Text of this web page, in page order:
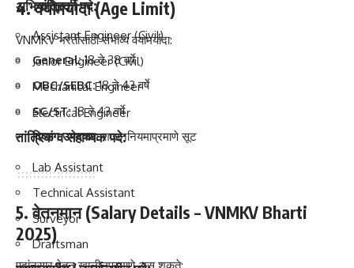
4. वयोमर्यादा (Age Limit)
VNMKV भरतीसाठी संभाव्य वयोमर्यादा:
General:18 ते 38 वर्षे
OBC/SEBC:18 ते 43 वर्षे
SC/ST:18 ते 43 वर्षे
दिव्यांग उमेदवार:शासननियमाप्रमाणे सूट
5. वेतनमान (Salary Details – VNMKV Bharti
2025)
अभियांत्रिकी पदे:
Assistant Engineer (Civil)
Junior Engineer (Civil)
Mechanical Engineer
Electrical Engineer
तांत्रिक व सहाय्यक पदे:
Lab Assistant
Technical Assistant
Surveyor
Draftsman